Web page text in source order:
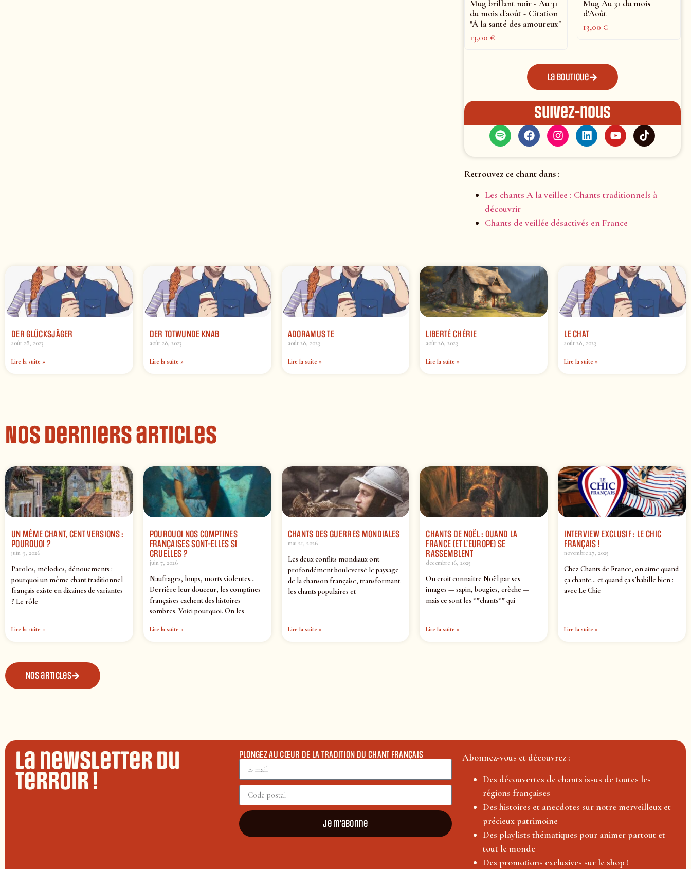
Mug brillant noir - Au 31
du mois d'août - Citation
"À la santé des amoureux"
13,00€
Mug Au 31 du mois
d'Août
13,00€
La boutique
Suivez-nous
Retrouvez ce chant dans :
Les chants A la veillee : Chants traditionnels à
découvrir
Chants de veillée désactivés en France
DER GLÜCKSJÄGER
août 28, 2023
Lire la suite »
DER TOTWUNDE KNAB
août 28, 2023
Lire la suite »
ADORAMUS TE
août 28, 2023
Lire la suite »
LIBERTÉ CHÉRIE
août 28, 2023
Lire la suite »
LE CHAT
août 28, 2023
Lire la suite »
Nos derniers articles
UN MÊME CHANT, CENT VERSIONS :
POURQUOI ?
juin 9, 2026
Paroles, mélodies, dénouements :
pourquoi un même chant traditionnel
français existe en dizaines de variantes
? Le rôle
Lire la suite »
POURQUOI NOS COMPTINES
FRANÇAISES SONT-ELLES SI
CRUELLES ?
juin 7, 2026
Naufrages, loups, morts violentes…
Derrière leur douceur, les comptines
françaises cachent des histoires
sombres. Voici pourquoi. On les
Lire la suite »
CHANTS DES GUERRES MONDIALES
mai 21, 2026
Les deux conflits mondiaux ont
profondément bouleversé le paysage
de la chanson française, transformant
les chants populaires et
Lire la suite »
CHANTS DE NOËL : QUAND LA
FRANCE (ET L’EUROPE) SE
RASSEMBLENT
décembre 16, 2025
On croit connaître Noël par ses
images — sapin, bougies, crèche —
mais ce sont les **chants** qui
Lire la suite »
INTERVIEW EXCLUSIF : LE CHIC
FRANÇAIS !
novembre 27, 2025
Chez Chants de France, on aime quand
ça chante… et quand ça s’habille bien :
avec Le Chic
Lire la suite »
Nos articles
La newsletter du
terroir !
PLONGEZ AU CŒUR DE LA TRADITION DU CHANT FRANÇAIS
Je m'abonne
Abonnez-vous et découvrez :
Des découvertes de chants issus de toutes les
régions françaises
Des histoires et anecdotes sur notre merveilleux et
précieux patrimoine
Des playlists thématiques pour animer partout et
tout le monde
Des promotions exclusives sur le shop !